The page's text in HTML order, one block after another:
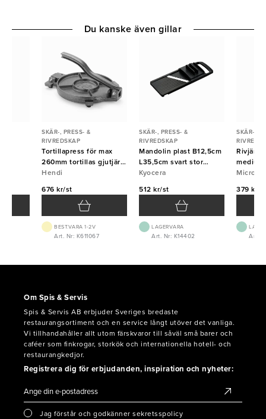
SKÄR-, PRESS- &
RIVREDSKAP
Tortillapress för max
260mm tortillas gjutjärn
Hendi
Hendi
676 kr/st
BEST.VARA 1-2V
Art. Nr: K611067
SKÄR-, PRESS- &
RIVREDSKAP
Mandolin plast B12,5cm
L35,5cm svart stor
Kyocera
Kyocera
512 kr/st
LAGERVARA
Art. Nr: K14402
SKÄR-,
Rivjärn
medium
379 kr/
Art.
Du kanske även gillar
Om Spis & Servis
Spis & Servis AB erbjuder Sveriges bredaste
restaurangsortiment och en service långt utöver det vanliga.
Vi tillhandahåller allt utom färskvaror till såväl små barer och
caféer som finkrogar, storkök och internationella hotell- och
restaurangkedjor.
Registrera dig för erbjudanden, inspiration och nyheter:
Jag förstår och godkänner sekretsspolicy